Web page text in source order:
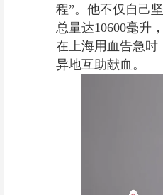
程”。他不仅自己
总量达10600毫升
在上海用血告急时
异地互助献血。